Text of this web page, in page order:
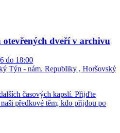
dveří v archivu
do 18:00
Týn - nám. Republiky , Horšovský
časových kapslí. Přijďte
předkové těm, kdo přijdou po